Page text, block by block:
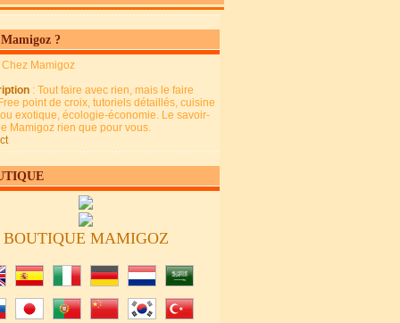
?
Chez Mamigoz
: Tout faire avec rien, mais le faire
point de croix, tutoriels détaillés, cuisine
exotique, écologie-économie. Le savoir-
Mamigoz rien que pour vous.
BOUTIQUE MAMIGOZ